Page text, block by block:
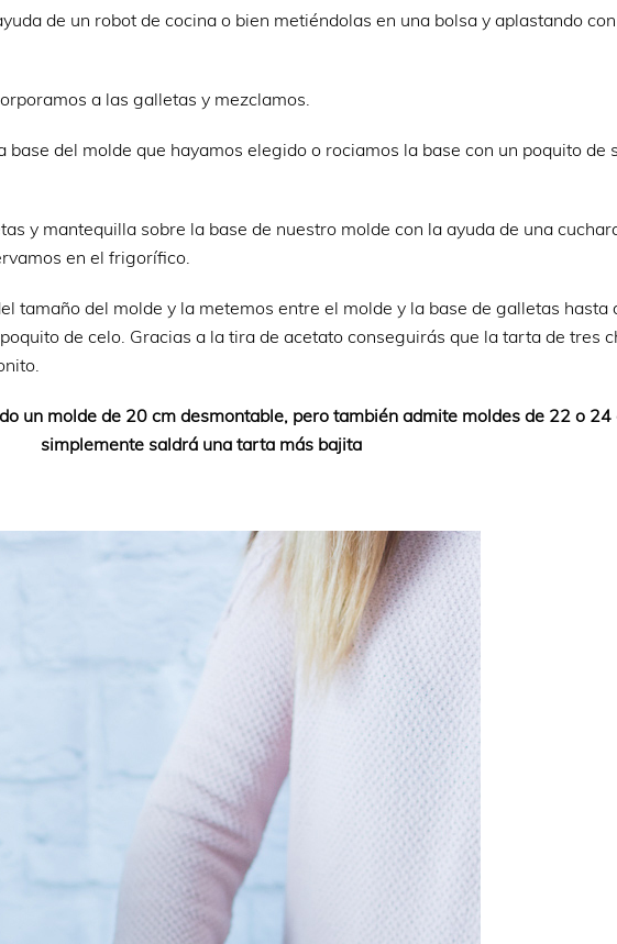
de un robot de cocina o bien metiéndolas en una bolsa y aplastando
a las galletas y mezclamos.
base del molde que hayamos elegido o rociamos la base con un poquito de
y mantequilla sobre la base de nuestro molde con la ayuda de una
en el frigorífico.
tamaño del molde y la metemos entre el molde y la base de galletas hasta
de celo. Gracias a la tira de acetato conseguirás que la tarta de tres
un molde de 20 cm desmontable, pero también admite moldes de 22 o 24
simplemente saldrá una tarta más bajita